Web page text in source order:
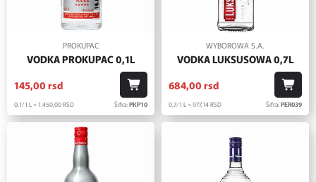
PROKUPAC
VODKA PROKUPAC 0,1L
145,00 rsd
0.1/1 L = 1.450,00RSD Šifra:PKP10
WYBOROWA S.A.
VODKA LUKSUSOWA 0,7L
684,00 rsd
0.7/1 L = 977,14RSD Šifra:PER039